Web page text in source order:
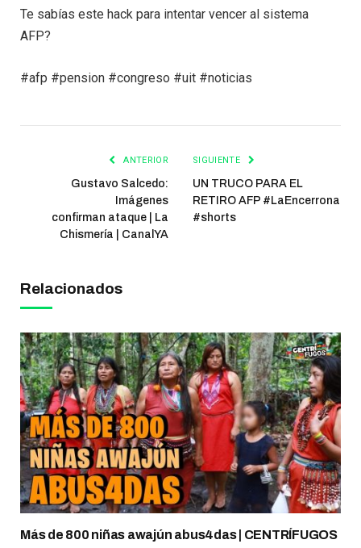
Te sabías este hack para intentar vencer al sistema
AFP?
#afp #pension #congreso #uit #noticias
ANTERIOR
Gustavo Salcedo:
Imágenes
confirman ataque | La
Chismería | CanalYA
SIGUIENTE
UN TRUCO PARA EL
RETIRO AFP #LaEncerrona
#shorts
Relacionados
Más de 800 niñas awajún abus4das | CENTRÍFUGOS